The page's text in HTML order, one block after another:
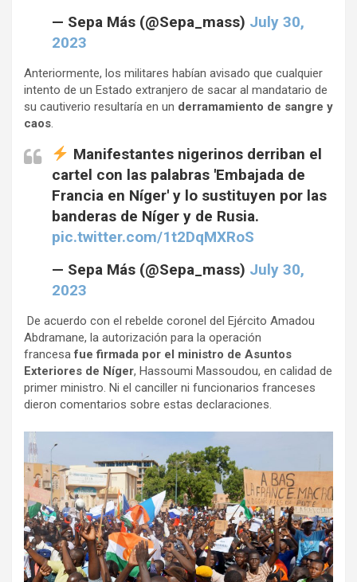
— Sepa Más (@Sepa_mass) July 30,
2023
Anteriormente, los militares habían avisado que cualquier
intento de un Estado extranjero de sacar al mandatario de
su cautiverio resultaría en un derramamiento de sangre y
caos.
Manifestantes nigerinos derriban el
cartel con las palabras 'Embajada de
Francia en Níger' y lo sustituyen por las
banderas de Níger y de Rusia.
pic.twitter.com/1t2DqMXRoS
— Sepa Más (@Sepa_mass) July 30,
2023
De acuerdo con el rebelde coronel del Ejército Amadou
Abdramane, la autorización para la operación
francesafue firmada por el ministro de Asuntos
Exteriores de Níger, Hassoumi Massoudou, en calidad de
primer ministro. Ni el canciller ni funcionarios franceses
dieron comentarios sobre estas declaraciones.